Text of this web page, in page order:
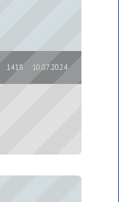
10.07.2024
1418